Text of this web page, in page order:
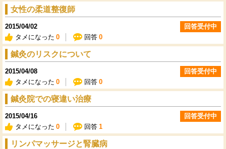
女性の柔道整復師
2015/04/02
タメになった 0 回答 0
回答受付中
鍼灸のリスクについて
2015/04/08
タメになった 0 回答 0
回答受付中
鍼灸院での寝違い治療
2015/04/16
タメになった 0 回答 1
回答受付中
リンパマッサージと腎臓病